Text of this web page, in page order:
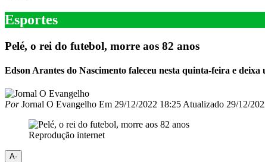
Esportes
Pelé, o rei do futebol, morre aos 82 anos
Edson Arantes do Nascimento faleceu nesta quinta-feira e
PorJornal O Evangelho Em 29/12/2022 18:25 Atualizado 29/12/
Reprodução internet
A-